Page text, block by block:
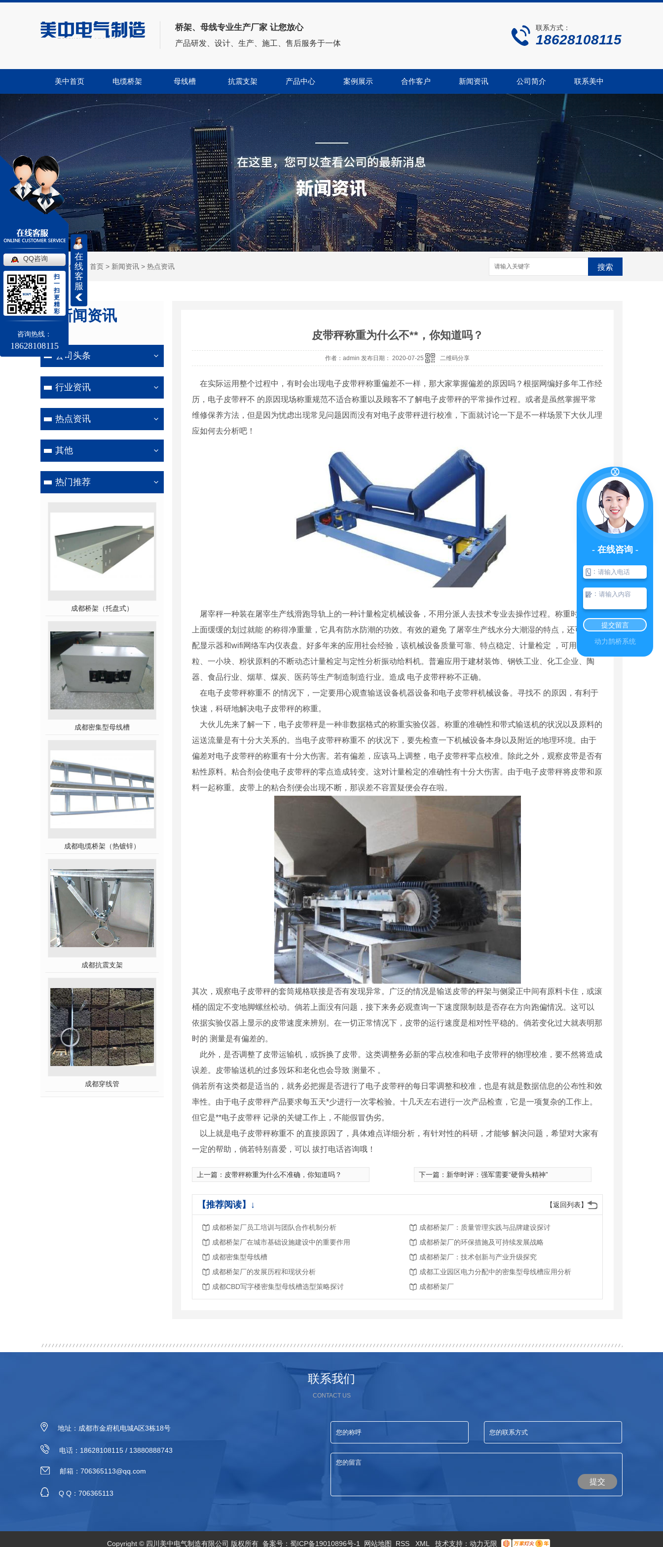
——电缆桥架、母线方案供应商——
桥架、母线专业生产厂家 让您放心
产品研发、设计、生产、施工、售后服务于一体
联系方式：
18628108115
美中首页 电缆桥架 母线槽 抗震支架 产品中心 案例展示 合作客户 新闻资讯 公司简介 联系美中
当前位置： 首页 > 新闻资讯 > 热点资讯 搜索
新闻资讯
NEWS
公司头条
行业资讯
热点资讯
其他
热门推荐
成都桥架（托盘式）
成都密集型母线槽
成都电缆桥架（热镀锌）
成都抗震支架
成都穿线管
皮带秤称重为什么不**，你知道吗？
作者：admin 发布日期： 2020-07-25 二维码分享
在实际运用整个过程中，有时会出现电子皮带秤称重偏差不一样，那大家掌握偏差的原因吗？根据网编好多年工作经
历，电子皮带秤不 的原因现场称重规范不适合称重以及顾客不了解电子皮带秤的平常操作过程。或者是虽然掌握平常
维修保养方法，但是因为忧虑出现常见问题因而没有对电子皮带秤进行校准，下面就讨论一下是不一样场景下大伙儿理
应如何去分析吧！
屠宰秤一种装在屠宰生产线滑跑导轨上的一种计量检定机械设备，不用分派人去技术专业去操作过程。称重时只需在
上面缓缓的划过就能 的称得净重量，它具有防水防潮的功效。有效的避免 了屠宰生产线水分大潮湿的特点，还可以选
配显示器和wifi网络车内仪表盘。好多年来的应用社会经验，该机械设备质量可靠、特点稳定、计量检定 ，可用散颗
粒、一小块、粉状原料的不断动态计量检定与定性分析振动给料机。普遍应用于建材装饰、钢铁工业、化工企业、陶
器、食品行业、烟草、煤炭、医药等生产制造制造行业。造成 电子皮带秤称不正确。
在电子皮带秤称重不 的情况下，一定要用心观查输送设备机器设备和电子皮带秤机械设备。寻找不 的原因，有利于
快速，科研地解决电子皮带秤的称重。
大伙儿先来了解一下，电子皮带秤是一种非数据格式的称重实验仪器。称重的准确性和带式输送机的状况以及原料的
运送流量是有十分大关系的。当电子皮带秤称重不 的状况下，要先检查一下机械设备本身以及附近的地理环境。由于
偏差对电子皮带秤的称重有十分大伤害。若有偏差，应该马上调整，电子皮带秤零点校准。除此之外，观察皮带是否有
粘性原料。粘合剂会使电子皮带秤的零点造成转变。这对计量检定的准确性有十分大伤害。由于电子皮带秤将皮带和原
料一起称重。皮带上的粘合剂便会出现不断，那误差不容置疑便会存在啦。
其次，观察电子皮带秤的套筒规格联接是否有发现异常。广泛的情况是输送皮带的秤架与侧梁正中间有原料卡住，或滚
桶的固定不变地脚螺丝松动。倘若上面没有问题，接下来务必观查询一下速度限制鼓是否存在方向跑偏情况。这可以
依据实验仪器上显示的皮带速度来辨别。在一切正常情况下，皮带的运行速度是相对性平稳的。倘若变化过大就表明那
时的 测量是有偏差的。
此外，是否调整了皮带运输机，或拆换了皮带。这类调整务必新的零点校准和电子皮带秤的物理校准，要不然将造成
误差。皮带输送机的过多毁坏和老化也会导致 测量不 。
倘若所有这类都是适当的，就务必把握是否进行了电子皮带秤的每日零调整和校准，也是有就是数据信息的公布性和效
率性。由于电子皮带秤产品要求每五天*少进行一次零检验。十几天左右进行一次产品检查，它是一项复杂的工作上。
但它是**电子皮带秤 记录的关键工作上，不能假冒伪劣。
以上就是电子皮带秤称重不 的直接原因了，具体难点详细分析，有针对性的科研，才能够 解决问题，希望对大家有
一定的帮助，倘若特别喜爱，可以 拔打电话咨询哦！
上一篇： 皮带秤称重为什么不准确，你知道吗？ 下一篇： 新华时评：强军需要“硬骨头精神”
【返回列表】
【推荐阅读】↓
成都桥架厂员工培训与团队合作机制分析
成都桥架厂：质量管理实践与品牌建设探讨
成都桥架厂在城市基础设施建设中的重要作用
成都桥架厂的环保措施及可持续发展战略
成都密集型母线槽
成都桥架厂：技术创新与产业升级探究
成都桥架厂的发展历程和现状分析
成都工业园区电力分配中的密集型母线槽应用分析
成都CBD写字楼密集型母线槽选型策略探讨
成都桥架厂
联系我们
CONTACT US
地址：成都市金府机电城A区3栋18号
电话：18628108115 / 13880888743
邮箱：706365113@qq.com
Q Q：706365113
提交
Copyright © 四川美中电气制造有限公司 版权所有 备案号： 蜀ICP备19010896号-1 网站地图 RSS XML 技术支持： 动力无限
在
线
客
服
QQ咨询
扫
一
扫
更
精
彩
咨询热线：
18628108115
- 在线咨询 -
：
：
提交留言
动力鹊桥系统